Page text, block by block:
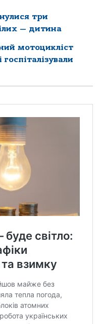
три
— дитина
мотоцикліст